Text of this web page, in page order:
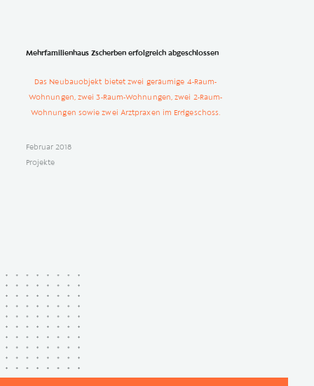
Mehrfamilienhaus Zscherben erfolgreich abgeschlossen
Das Neubauobjekt bietet zwei geräumige 4-Raum-
Wohnungen, zwei 3-Raum-Wohnungen, zwei 2-Raum-
Wohnungen sowie zwei Arztpraxen im Erdgeschoss.
Februar 2018
Projekte